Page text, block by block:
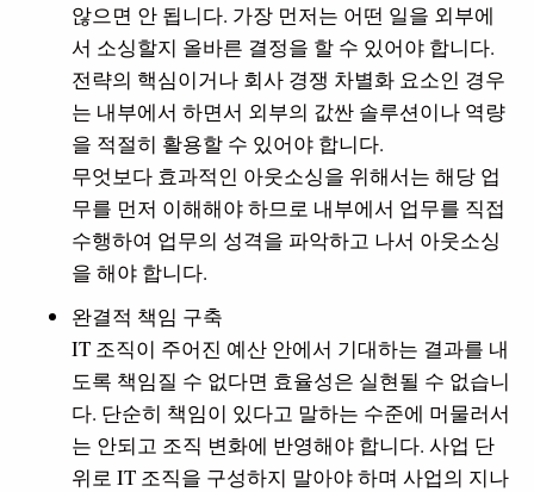
않으면 안 됩니다. 가장 먼저는 어떤 일을 외부에
서 소싱할지 올바른 결정을 할 수 있어야 합니다.
전략의 핵심이거나 회사 경쟁 차별화 요소인 경우
는 내부에서 하면서 외부의 값싼 솔루션이나 역량
을 적절히 활용할 수 있어야 합니다.
무엇보다 효과적인 아웃소싱을 위해서는 해당 업
무를 먼저 이해해야 하므로 내부에서 업무를 직접
수행하여 업무의 성격을 파악하고 나서 아웃소싱
을 해야 합니다.
완결적 책임 구축
IT 조직이 주어진 예산 안에서 기대하는 결과를 내
도록 책임질 수 없다면 효율성은 실현될 수 없습니
다. 단순히 책임이 있다고 말하는 수준에 머물러서
는 안되고 조직 변화에 반영해야 합니다. 사업 단
위로 IT 조직을 구성하지 말아야 하며 사업의 지나